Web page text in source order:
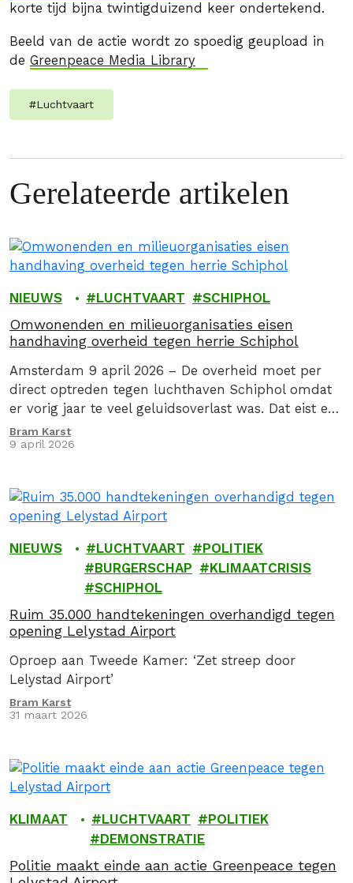
korte tijd bijna twintigduizend keer ondertekend.
Beeld van de actie wordt zo spoedig geupload in
de Greenpeace Media Library
#Luchtvaart
Gerelateerde artikelen
NIEUWS LUCHTVAART SCHIPHOL
Omwonenden en milieuorganisaties eisen
handhaving overheid tegen herrie Schiphol
Amsterdam 9 april 2026 – De overheid moet per
direct optreden tegen luchthaven Schiphol omdat
er vorig jaar te veel geluidsoverlast was. Dat eist een
brede coalitie van omwonenden en…
Bram Karst
9 april 2026
NIEUWS LUCHTVAART
POLITIEK
BURGERSCHAP
KLIMAATCRISIS
SCHIPHOL
Ruim 35.000 handtekeningen overhandigd tegen
opening Lelystad Airport
Oproep aan Tweede Kamer: ‘Zet streep door
Lelystad Airport’
Bram Karst
31 maart 2026
KLIMAAT LUCHTVAART
POLITIEK
DEMONSTRATIE
Politie maakt einde aan actie Greenpeace tegen